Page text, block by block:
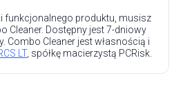
funkcjonalnego produktu, musisz
Cleaner. Dostępny jest 7-dniowy
Combo Cleaner jest własnością i
LT, spółkę macierzystą PCRisk.